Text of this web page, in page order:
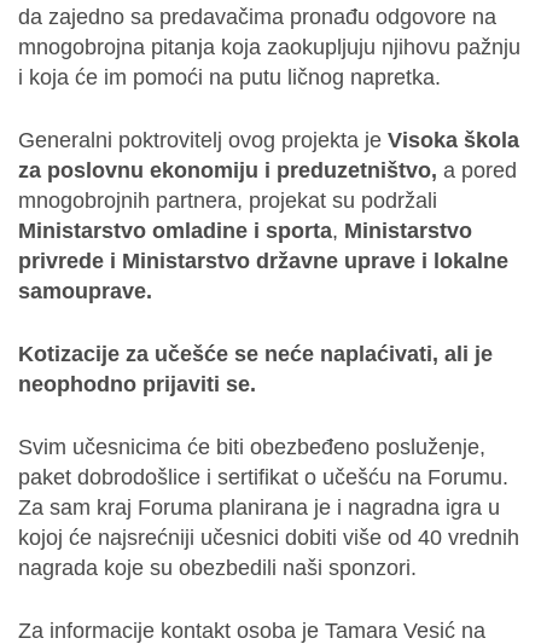
da zajedno sa predavačima pronađu odgovore na
mnogobrojna pitanja koja zaokupljuju njihovu pažnju
i koja će im pomoći na putu ličnog napretka.
Generalni poktrovitelj ovog projekta je Visoka škola
za poslovnu ekonomiju i preduzetništvo, a pored
mnogobrojnih partnera, projekat su podržali
Ministarstvo omladine i sporta, Ministarstvo
privrede i Ministarstvo državne uprave i lokalne
samouprave.
Kotizacije za učešće se neće naplaćivati, ali je
neophodno prijaviti se.
Svim učesnicima će biti obezbeđeno posluženje,
paket dobrodošlice i sertifikat o učešću na Forumu.
Za sam kraj Foruma planirana je i nagradna igra u
kojoj će najsrećniji učesnici dobiti više od 40 vrednih
nagrada koje su obezbedili naši sponzori.
Za informacije kontakt osoba je Tamara Vesić na